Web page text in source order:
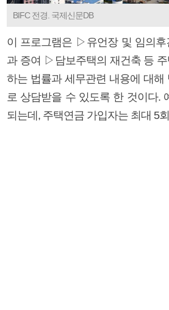
BIFC 전경. 국제신문DB
이 프로그램은 ▷유언장 및 임의
과 증여 ▷담보주택의 재건축 등
하는 법률과 세무관련 내용에 대해
로 상담받을 수 있도록 한 것이다.
되는데, 주택연금 가입자는 최대 5